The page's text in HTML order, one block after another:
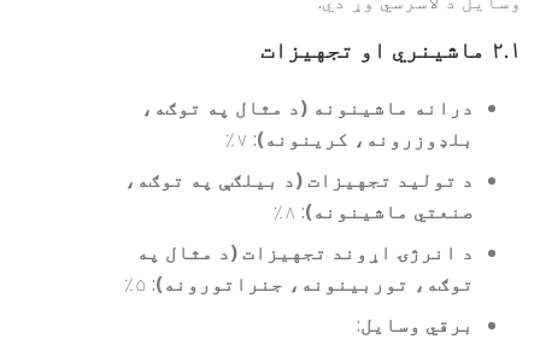
۲.۱ ماشینري او تجهیزات
درانه ماشینونه (د مثال په توګه،
بلډوزرونه، کرینونه): ۷٪
د تولید تجهیزات (د بیلګې په توګه،
صنعتي ماشینونه): ۸٪
د انرژۍ اړوند تجهیزات (د مثال په
توګه، توربینونه، جنراتورونه): ۵٪
برقي وسایل: